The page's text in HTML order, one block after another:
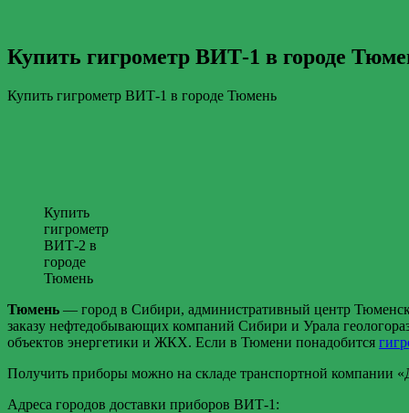
Купить гигрометр ВИТ-1 в городе
Купить гигрометр ВИТ-1 в городе Тюмень
Купить
гигрометр
ВИТ-2 в
городе
Тюмень
Тюмень — город в Сибири, административный центр
заказу нефтедобывающих компаний Сибири и Урала
объектов энергетики и ЖКХ. Если в Тюмени понадобится
Получить приборы можно на складе транспортной компании
Адреса городов доставки приборов ВИТ-1: